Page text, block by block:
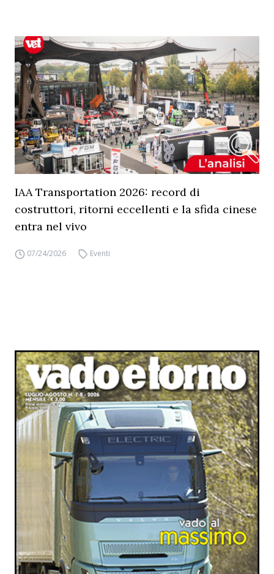
IAA Transportation 2026: record di
costruttori, ritorni eccellenti e la sfida cinese
entra nel vivo
07/24/2026 Eventi